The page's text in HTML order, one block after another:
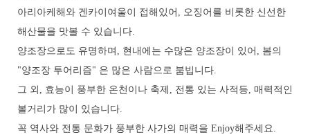
아리아케해와 겐카이여울이 접해있어, 오징어를 비롯한 신선한
해산물을 맛볼 수 있습니다.
양조장으로도 유명하며, 현내에는 수많은 양조장이 있어, 봄의
"양조장 투어리즘" 은 많은 사람으로 붐빕니다.
그 외, 효능이 풍부한 온천이나 축제, 전통 있는 사적등, 매력적인
볼거리가 많이 있습니다.
꼭 역사와 전통 문화가 풍부한 사가의 매력을 Enjoy해주세요.